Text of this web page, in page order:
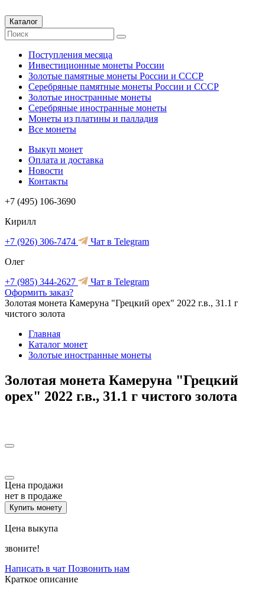
Каталог
Поступления месяца
Инвестиционные монеты России
Золотые памятные монеты России и СССР
Серебряные памятные монеты России и СССР
Золотые иностранные монеты
Серебряные иностранные монеты
Монеты из платины и палладия
Все монеты
Выкуп монет
Оплата и доставка
Новости
Контакты
+7 (495) 106-3690
Кирилл
+7 (926) 306-7474
Чат в Telegram
Олег
+7 (985) 344-2627
Чат в Telegram
Оформить заказ?
Золотая монета Камеруна "Грецкий орех" 2022 г.в., 31.1 г
чистого золота
Главная
Каталог монет
Золотые иностранные монеты
Золотая монета Камеруна "Грецкий
орех" 2022 г.в., 31.1 г чистого золота
Цена продажи
нет в продаже
Купить монету
Цена выкупа
звоните!
Написать в чат Позвонить нам
Краткое описание